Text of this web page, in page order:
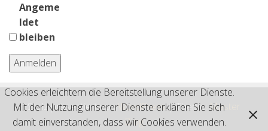
Angeme
ldet
bleiben
Anmelden
Stolz präsentiert vonWordPress |Theme:Master
Blog
Cookies erleichtern die Bereitstellung unserer Dienste.
Mit der Nutzung unserer Dienste erklären Sie sich
damit einverstanden, dass wir Cookies verwenden.